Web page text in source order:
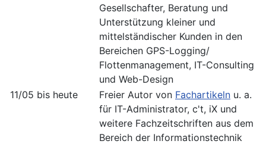
Gesellschafter, Beratung und
Unterstützung kleiner und
mittelständischer Kunden in den
Bereichen GPS-Logging/
Flottenmanagement, IT-Consulting
und Web-Design
11/05 bis heute
Freier Autor von Fachartikeln u. a.
für IT-Administrator, c't, iX und
weitere Fachzeitschriften aus dem
Bereich der Informationstechnik